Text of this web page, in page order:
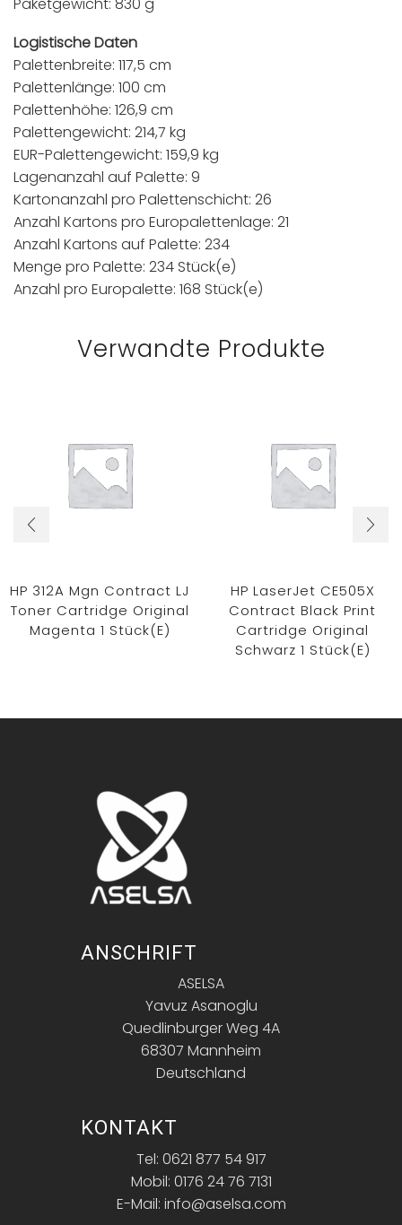
Logistische Daten
Palettenbreite: 117,5 cm
Palettenlänge: 100 cm
Palettenhöhe: 126,9 cm
Palettengewicht: 214,7 kg
EUR-Palettengewicht: 159,9 kg
Lagenanzahl auf Palette: 9
Kartonanzahl pro Palettenschicht: 26
Anzahl Kartons pro Europalettenlage: 21
Anzahl Kartons auf Palette: 234
Menge pro Palette: 234 Stück(e)
Anzahl pro Europalette: 168 Stück(e)
Verwandte Produkte
HP 312A Mgn Contract LJ
Toner Cartridge Original
Magenta 1 Stück(e)
HP LaserJet CE505X
Contract Black Print
Cartridge Original
Schwarz 1 Stück(e)
ANSCHRIFT
ASELSA
Yavuz Asanoglu
Quedlinburger Weg 4A
68307 Mannheim
Deutschland
KONTAKT
Tel: 0621 877 54 917
Mobil: 0176 24 76 7131
E-Mail: info@aselsa.com